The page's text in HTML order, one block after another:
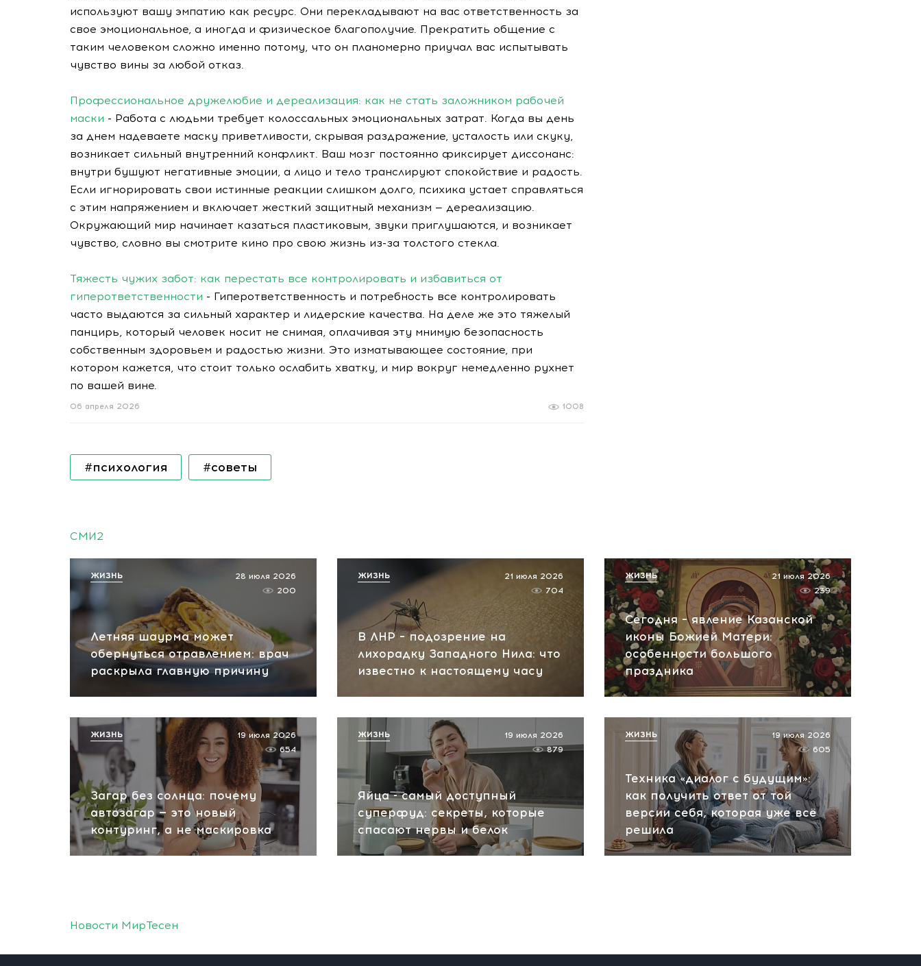
используют вашу эмпатию как ресурс. Они перекладывают на вас ответственность за
свое эмоциональное, а иногда и физическое благополучие. Прекратить общение с
таким человеком сложно именно потому, что он планомерно приучал вас испытывать
чувство вины за любой отказ.
Профессиональное дружелюбие и дереализация: как не стать заложником рабочей
маски - Работа с людьми требует колоссальных эмоциональных затрат. Когда вы день
за днем надеваете маску приветливости, скрывая раздражение, усталость или скуку,
возникает сильный внутренний конфликт. Ваш мозг постоянно фиксирует диссонанс:
внутри бушуют негативные эмоции, а лицо и тело транслируют спокойствие и радость.
Если игнорировать свои истинные реакции слишком долго, психика устает справляться
с этим напряжением и включает жесткий защитный механизм — дереализацию.
Окружающий мир начинает казаться пластиковым, звуки приглушаются, и возникает
чувство, словно вы смотрите кино про свою жизнь из-за толстого стекла.
Тяжесть чужих забот: как перестать все контролировать и избавиться от
гиперответственности - Гиперответственность и потребность все контролировать
часто выдаются за сильный характер и лидерские качества. На деле же это тяжелый
панцирь, который человек носит не снимая, оплачивая эту мнимую безопасность
собственным здоровьем и радостью жизни. Это изматывающее состояние, при
котором кажется, что стоит только ослабить хватку, и мир вокруг немедленно рухнет
по вашей вине.
1008
06 апреля 2026
#психология #советы
СМИ2
Летняя шаурма может
обернуться отравлением: врач
раскрыла главную причину
28 июля 2026
200
ЖИЗНЬ
В ЛНР – подозрение на
лихорадку Западного Нила: что
известно к настоящему часу
21 июля 2026
704
ЖИЗНЬ
Сегодня – явление Казанской
иконы Божией Матери:
особенности большого
праздника
21 июля 2026
239
ЖИЗНЬ
Загар без солнца: почему
автозагар — это новый
контуринг, а не маскировка
19 июля 2026
654
ЖИЗНЬ
Яйца - самый доступный
суперфуд: секреты, которые
спасают нервы и белок
19 июля 2026
879
ЖИЗНЬ
Техника «диалог с будущим»:
как получить ответ от той
версии себя, которая уже всё
решила
19 июля 2026
605
ЖИЗНЬ
Новости МирТесен